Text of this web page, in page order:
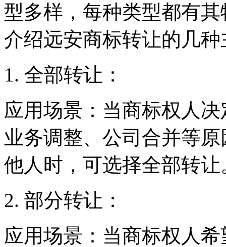
型多样，每种类型都有
介绍远安商标转让的几
1. 全部转让：
应用场景：当商标权人
业务调整、公司合并等
他人时，可选择全部转让
2. 部分转让：
应用场景：当商标权人